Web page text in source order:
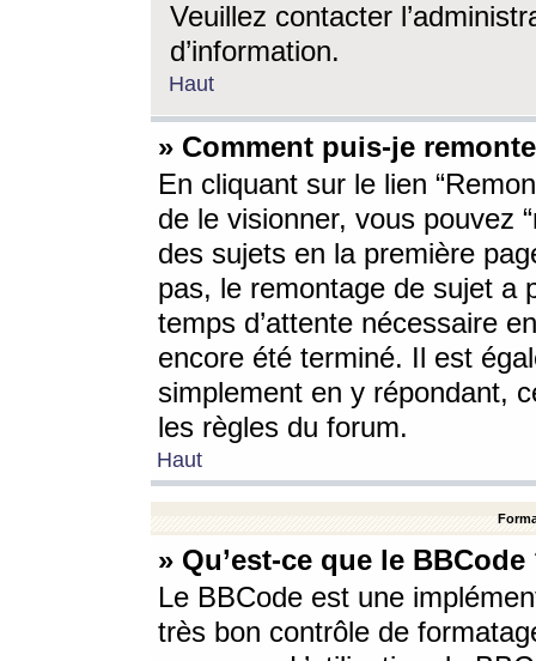
Veuillez contacter
d’information.
Haut
» Comment puis-je
En cliquant sur le lien
de le visionner, vous pouvez
des sujets en la première
pas, le remontage de sujet a
temps d’attente nécessaire
encore été terminé. Il est
simplement en y répondant,
les règles du forum.
Haut
» Qu’est-ce que le BBCode
Le BBCode est une
très bon contrôle de